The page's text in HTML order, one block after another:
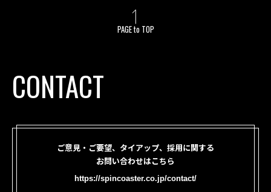
PAGE to TOP
CONTACT
ご意見・ご要望、タイアップ、採用に関する
お問い合わせはこちら
https://spincoaster.co.jp/contact/